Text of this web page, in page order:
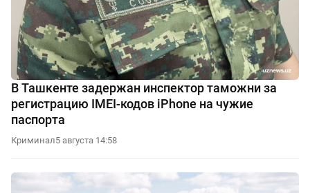
В Ташкенте задержан инспектор таможни за
регистрацию IMEI-кодов iPhone на чужие
паспорта
Криминал5 августа 14:58